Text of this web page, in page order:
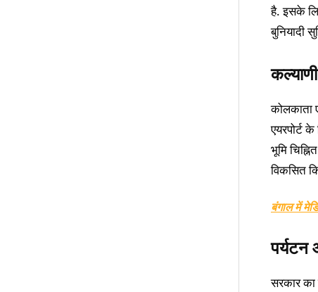
है. इसके
बुनियादी
कोलकाता
एयरपोर्ट
भूमि
विकसित
बंगाल में
पर्यटन
सरकार का